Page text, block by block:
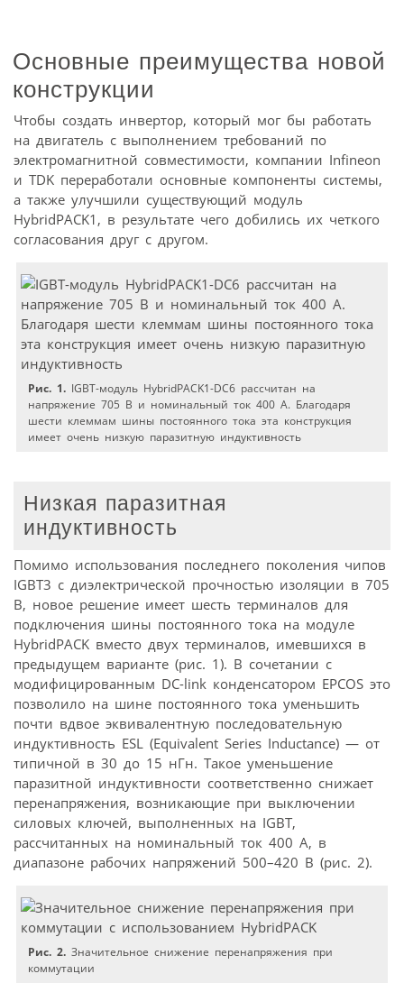
Основные преимущества новой
конструкции
Чтобы создать инвертор, который мог бы работать
на двигатель с выполнением требований по
электромагнитной совместимости, компании Infineon
и TDK переработали основные компоненты системы,
а также улучшили существующий модуль
HybridPACK1, в результате чего добились их четкого
согласования друг с другом.
Рис. 1. IGBT-модуль HybridPACK1-DC6 рассчитан на
напряжение 705 В и номинальный ток 400 А. Благодаря
шести клеммам шины постоянного тока эта конструкция
имеет очень низкую паразитную индуктивность
Низкая паразитная
индуктивность
Помимо использования последнего поколения чипов
IGBT3 с диэлектрической прочностью изоляции в 705
В, новое решение имеет шесть терминалов для
подключения шины постоянного тока на модуле
HybridPACK вместо двух терминалов, имевшихся в
предыдущем варианте (рис. 1). В сочетании с
модифицированным DC-link конденсатором EPCOS это
позволило на шине постоянного тока уменьшить
почти вдвое эквивалентную последовательную
индуктивность ESL (Equivalent Series Inductance) — от
типичной в 30 до 15 нГн. Такое уменьшение
паразитной индуктивности соответственно снижает
перенапряжения, возникающие при выключении
силовых ключей, выполненных на IGBT,
рассчитанных на номинальный ток 400 А, в
диапазоне рабочих напряжений 500–420 В (рис. 2).
Рис. 2. Значительное снижение перенапряжения при
коммутации